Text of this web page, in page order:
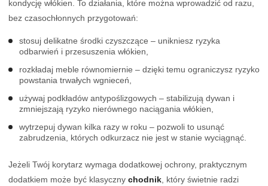
kondycję włókien. To działania, które można wprowadzić od razu,
bez czasochłonnych przygotowań:
stosuj delikatne środki czyszczące – unikniesz ryzyka
odbarwień i przesuszenia włókien,
rozkładaj meble równomiernie – dzięki temu ograniczysz ryzyko
powstania trwałych wgnieceń,
używaj podkładów antypoślizgowych – stabilizują dywan i
zmniejszają ryzyko nierównego naciągania włókien,
wytrzepuj dywan kilka razy w roku – pozwoli to usunąć
zabrudzenia, których odkurzacz nie jest w stanie wyciągnąć.
Jeżeli Twój korytarz wymaga dodatkowej ochrony, praktycznym
dodatkiem może być klasyczny chodnik , który świetnie radzi